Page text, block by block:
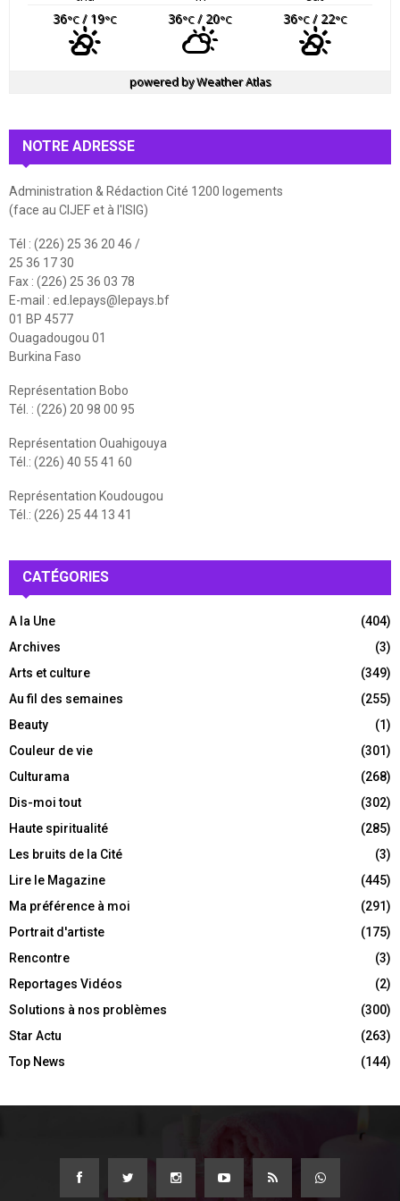
36°C/ 19°C 36°C/ 20°C 36°C/ 22°C
powered byWeather Atlas
NOTRE ADRESSE
Administration & Rédaction Cité 1200 logements
(face au CIJEF et à l'ISIG)
Tél : (226) 25 36 20 46 /
25 36 17 30
Fax : (226) 25 36 03 78
E-mail : ed.lepays@lepays.bf
01 BP 4577
Ouagadougou 01
Burkina Faso
Représentation Bobo
Tél. : (226) 20 98 00 95
Représentation Ouahigouya
Tél.: (226) 40 55 41 60
Représentation Koudougou
Tél.: (226) 25 44 13 41
CATÉGORIES
A la Une
(404)
Archives
(3)
Arts et culture
(349)
Au fil des semaines
(255)
Beauty
(1)
Couleur de vie
(301)
Culturama
(268)
Dis-moi tout
(302)
Haute spiritualité
(285)
Les bruits de la Cité
(3)
Lire le Magazine
(445)
Ma préférence à moi
(291)
Portrait d'artiste
(175)
Rencontre
(3)
Reportages Vidéos
(2)
Solutions à nos problèmes
(300)
Star Actu
(263)
Top News
(144)